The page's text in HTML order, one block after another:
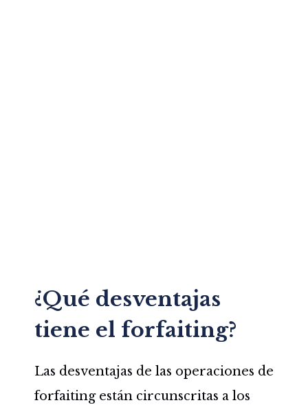
¿Qué desventajas
tiene el forfaiting?
Las desventajas de las operaciones de
forfaiting están circunscritas a los